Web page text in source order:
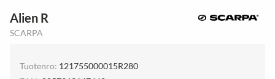
Alien R
SCARPA
Tuotenro: 121755000015R280